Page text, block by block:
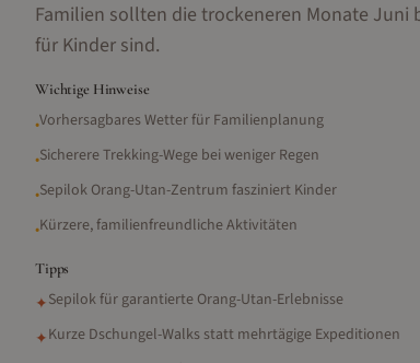
Familien sollten die trockeneren Monate Juni
für Kinder sind.
Wichtige Hinweise
•Vorhersagbares Wetter für Familienplanung
•Sicherere Trekking-Wege bei weniger Regen
•Sepilok Orang-Utan-Zentrum fasziniert Kinder
•Kürzere, familienfreundliche Aktivitäten
Tipps
✦Sepilok für garantierte Orang-Utan-Erlebnisse
✦Kurze Dschungel-Walks statt mehrtägige Expeditionen